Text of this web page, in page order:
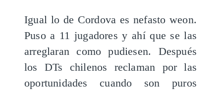
Igual lo de Cordova es nefasto weon.
Puso a 11 jugadores y ahí que se las
arreglaran como pudiesen. Después
los DTs chilenos reclaman por las
oportunidades cuando son puros